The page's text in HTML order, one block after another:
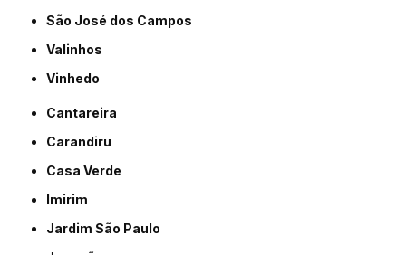
São José dos Campos
Valinhos
Vinhedo
Cantareira
Carandiru
Casa Verde
Imirim
Jardim São Paulo